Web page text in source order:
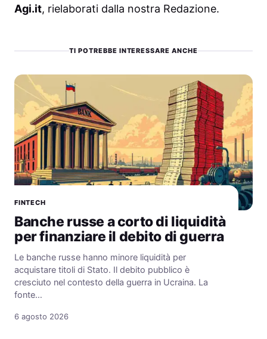
Agi.it, rielaborati dalla nostra Redazione.
TI POTREBBE INTERESSARE ANCHE
FINTECH
Banche russe a corto di liquidità
per finanziare il debito di guerra
Le banche russe hanno minore liquidità per
acquistare titoli di Stato. Il debito pubblico è
cresciuto nel contesto della guerra in Ucraina. La
fonte…
6 agosto 2026